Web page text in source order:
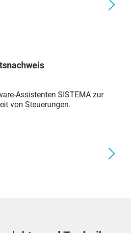
Assistenten SISTEMA zur
von Steuerungen.